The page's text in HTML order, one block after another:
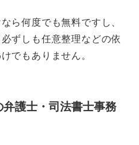
ら何度でも無料ですし、
ずしも任意整理などの依
でもありません。
護士・司法書士事務